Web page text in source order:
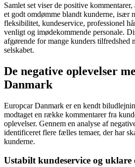
Samlet set viser de positive
et godt omdømme blandt kunderne, især
fleksibilitet, kundeservice, professionel
venligt og imødekommende personale.
afgørende for mange kunders tilfredshed
selskabet.
De negative oplevelser
Danmark
Europcar Danmark er en kendt
modtaget en række kommentarer fra
oplevelser. Gennem en analyse af
identificeret flere fælles temaer, der har
kunderne.
Ustabilt kundeservice og